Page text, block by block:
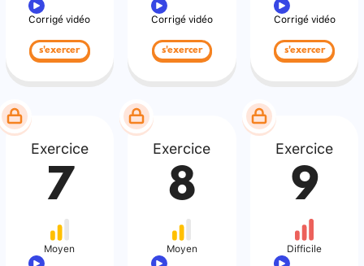
Corrigé vidéo
s'exercer
Corrigé vidéo
s'exercer
Corrigé vidéo
s'exercer
Exercice
7
Moyen
Exercice
8
Moyen
Exercice
9
Difficile